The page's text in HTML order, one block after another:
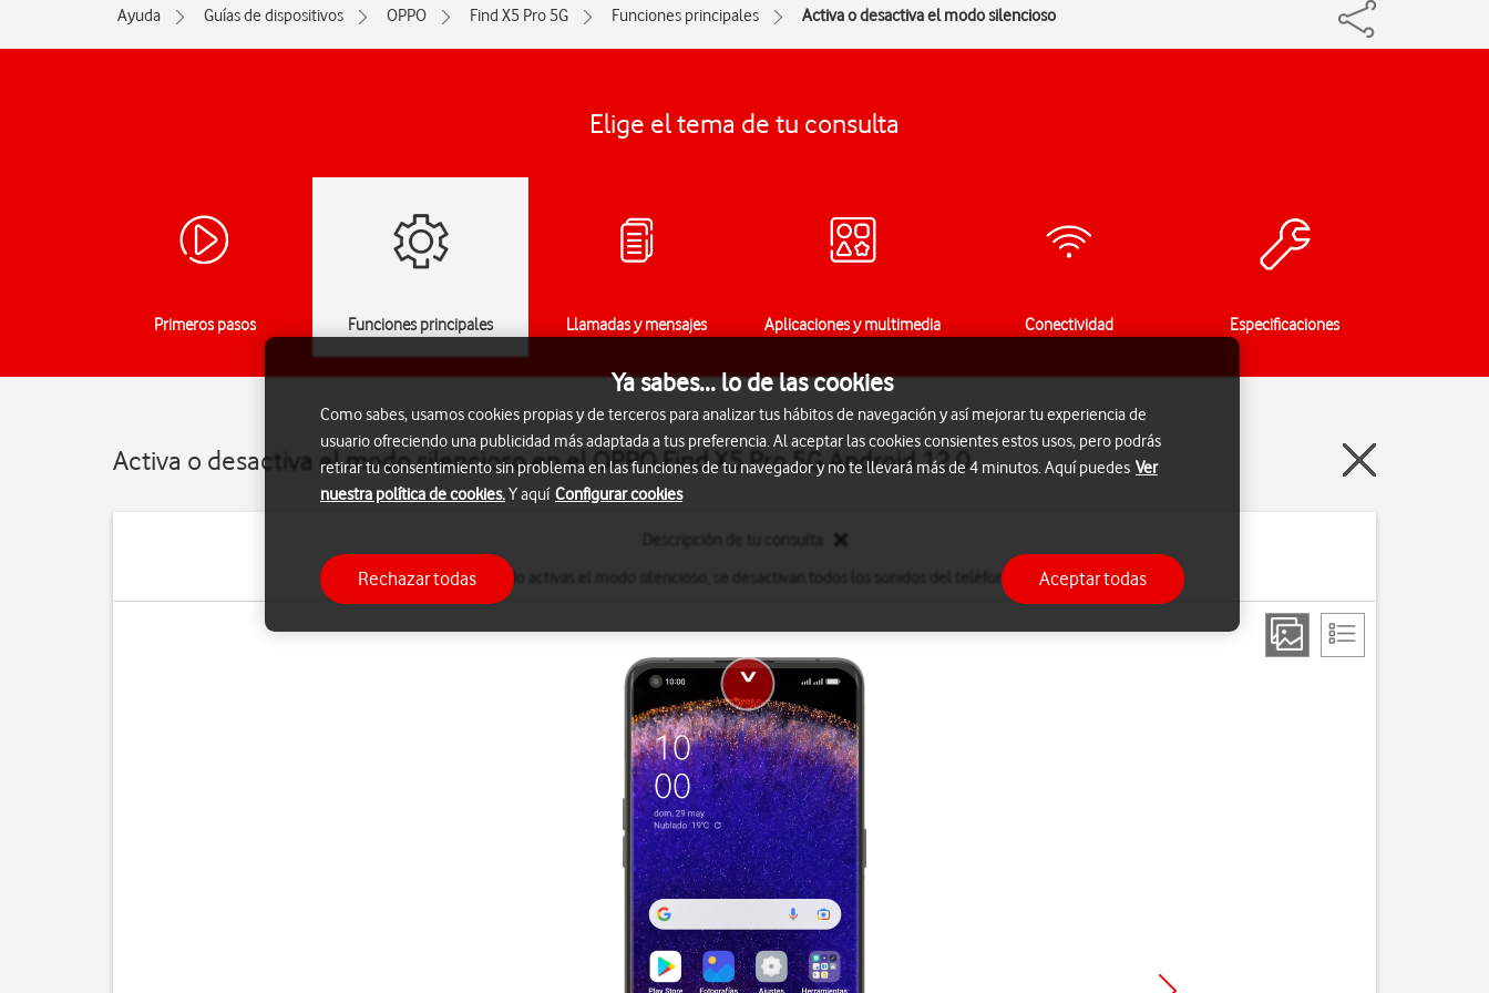
Ayuda Guías de dispositivos OPPO Find X5 Pro 5G Funciones principales Activa o desactiva el modo silencioso
Elige el tema de tu consulta
Primeros pasos Funciones principales Llamadas y mensajes Aplicaciones y multimedia Conectividad Especificaciones
Activa o desactiva el modo silencioso en el OPPO Find X5 Pro 5G Android 12.0
Cuando activas el modo silencioso, se desactivan todos los sonidos del teléfono.
Ya sabes... lo de las cookies
Como sabes, usamos cookies propias y de terceros para analizar tus hábitos de navegación y así mejorar tu experiencia de
usuario ofreciendo una publicidad más adaptada a tus preferencia. Al aceptar las cookies consientes estos usos, pero podrás
retirar tu consentimiento sin problema en las funciones de tu navegador y no te llevará más de 4 minutos. Aquí puedes Ver
nuestra política de cookies.Y aquí Configurar cookies
Rechazar todas Aceptar todas